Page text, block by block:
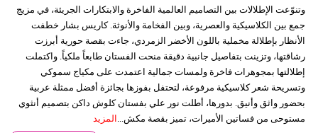
وتنوّعت الإطلالات بين التصاميم العالمية الفاخرة والابتكارات الجريئة، في مزيج
جمع بين الكلاسيكية والعصرية، وبين الفخامة والأنوثة. كاريس بشار خطفت
الأنظار بإطلالة مخملية باللون الأخضر الزمردي، جاءت بقصة حورية أبرزت
رشاقتها، وتزينت بتفاصيل جانبية دقيقة منحت الفستان طابعاً ملكياً. واكتملت
إطلالتها بمجوهرات فاخرة ولمسات جمالية اعتمدت على مكياج سموكي
وتسريحة شعر كلاسيكية مرفوعة، لتحتفل بفوزها بجائزة أفضل ممثلة عربية
بحضور واثق وأنيق. بدورها، أطلت نور علي بفستان كلوش داكن بتصميم أنثوي
مستوحى من فساتين الأميرات، تميز بقصة مكش... المزيد